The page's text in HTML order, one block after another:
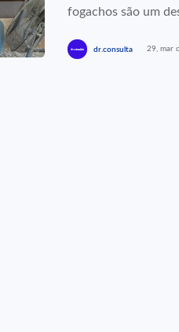
fogachos são um
dr.consulta 29, mar